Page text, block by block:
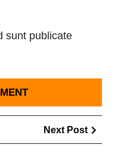
sunt publicate
Next Post
Post